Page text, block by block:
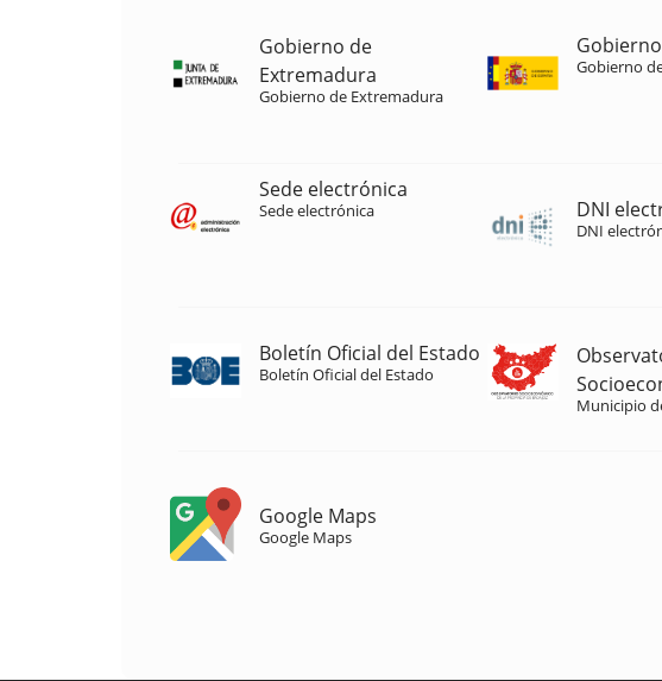
Gobierno de
Extremadura
Gobierno de Extremadura
Gobierno
Sede electrónica
Sede electrónica DNI
DNI
Boletín Oficial del Estado
Boletín Oficial del Estado
Municipio
Google Maps
Google Maps